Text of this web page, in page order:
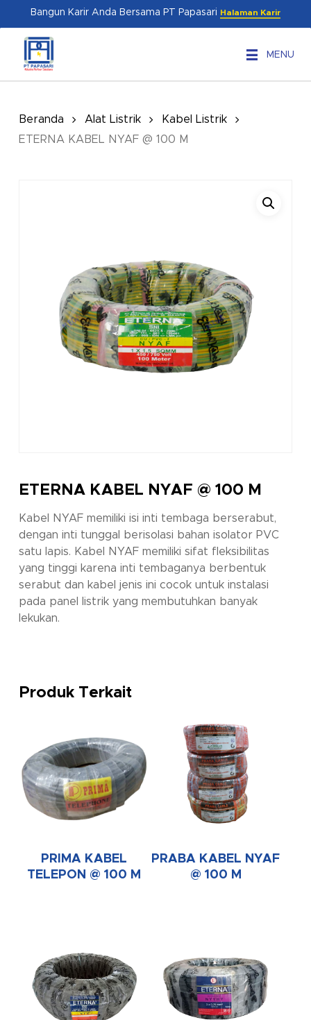
content
Bangun Karir Anda Bersama PT Papasari Halaman Karir
MENU
Beranda Alat Listrik
Kabel Listrik
ETERNA KABEL NYAF @ 100 M
ETERNA KABEL NYAF @ 100 M
Kabel NYAF memiliki isi inti tembaga berserabut,
dengan inti tunggal berisolasi bahan isolator PVC
satu lapis. Kabel NYAF memiliki sifat fleksibilitas
yang tinggi karena inti tembaganya berbentuk
serabut dan kabel jenis ini cocok untuk instalasi
pada panel listrik yang membutuhkan banyak
lekukan.
Produk Terkait
PRIMA KABEL
TELEPON @ 100 M
PRABA KABEL NYAF
@ 100 M
Menu